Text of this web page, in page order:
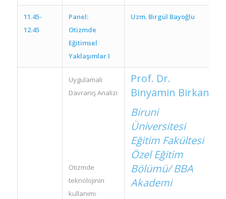
11.45-
12.45
Panel:
Otizmde
Eğitimsel
Yaklaşımlar I
Uzm. Birgül Bayoğlu
Uygulamalı
Davranış Analizi
Otizmde
teknolojinin
kullanımı
Prof. Dr.
Binyamin Birkan
Biruni
Üniversitesi
Eğitim Fakültesi
Özel Eğitim
Bölümü/ BBA
Akademi